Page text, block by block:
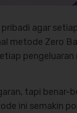
agar
metode Zero
tapi benar-
ini semakin